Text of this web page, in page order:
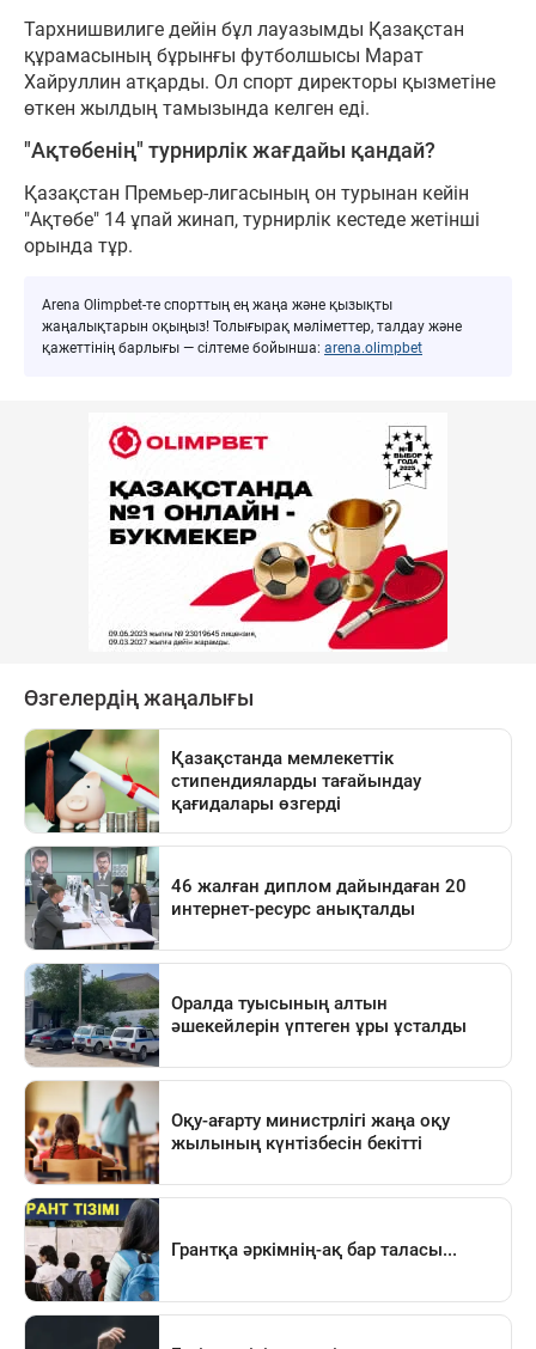
Тархнишвилиге дейін бұл лауазымды Қазақстан
құрамасының бұрынғы футболшысы Марат
Хайруллин атқарды. Ол спорт директоры қызметіне
өткен жылдың тамызында келген еді.
"Ақтөбенің" турнирлік жағдайы қандай?
Қазақстан Премьер-лигасының он турынан кейін
"Ақтөбе" 14 ұпай жинап, турнирлік кестеде жетінші
орында тұр.
Arena Olimpbet-те спорттың ең жаңа және қызықты
жаңалықтарын оқыңыз! Толығырақ мәліметтер, талдау және
қажеттінің барлығы — сілтеме бойынша: arena.olimpbet